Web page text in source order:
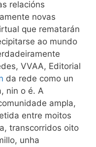
relacións
novas
que rematarán
ao mundo
VVAA, Editorial
da rede como un
nin o é. A
ampla,
entre moitos
transcorridos oito
unha